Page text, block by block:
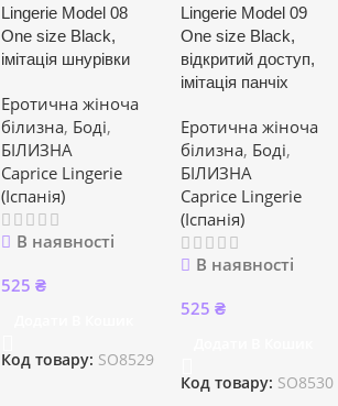
Lingerie Model 08
One size Black,
імітація шнурівки
Еротична жіноча
білизна, Боді,
БІЛИЗНА
Caprice Lingerie
(Іспанія)
В наявності
525 ₴
Код товару: SO8529
Lingerie Model 09
One size Black,
відкритий доступ,
імітація панчіх
Еротична жіноча
білизна, Боді,
БІЛИЗНА
Caprice Lingerie
(Іспанія)
В наявності
525 ₴
Код товару: SO8530